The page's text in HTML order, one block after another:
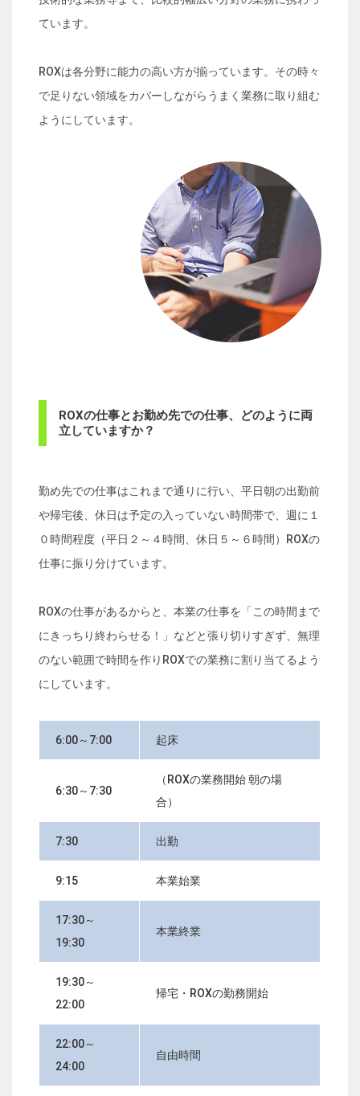
ています。
ROXは各分野に能力の高い方が揃っています。その時々
で足りない領域をカバーしながらうまく業務に取り組む
ようにしています。
ROXの仕事とお勤め先での仕事、どのように両
立していますか？
勤め先での仕事はこれまで通りに行い、平日朝の出勤前
や帰宅後、休日は予定の入っていない時間帯で、週に１
０時間程度（平日２～４時間、休日５～６時間）ROXの
仕事に振り分けています。
ROXの仕事があるからと、本業の仕事を「この時間まで
にきっちり終わらせる！」などと張り切りすぎず、無理
のない範囲で時間を作りROXでの業務に割り当てるよう
にしています。
6:00～7:00 起床
6:30～7:30
（ROXの業務開始 朝の場
合）
7:30 出勤
9:15 本業始業
17:30～
19:30
本業終業
19:30～
22:00
帰宅・ROXの勤務開始
22:00～
24:00
自由時間